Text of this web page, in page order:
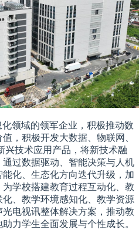
领域的领军企业，积极推动数
，积极开发大数据、物联网、
兴技术应用产品，将新技术融
过数据驱动、智能决策与人机
化、生态化方向迭代升级，加
学校搭建教育过程互动化、教
、教学环境感知化、教学资源
电视讯整体解决方案，推动教
力学生全面发展与个性成长。